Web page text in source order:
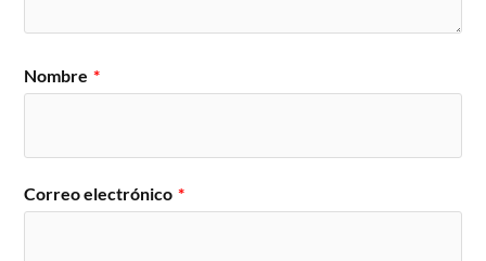
Nombre *
Correo electrónico *